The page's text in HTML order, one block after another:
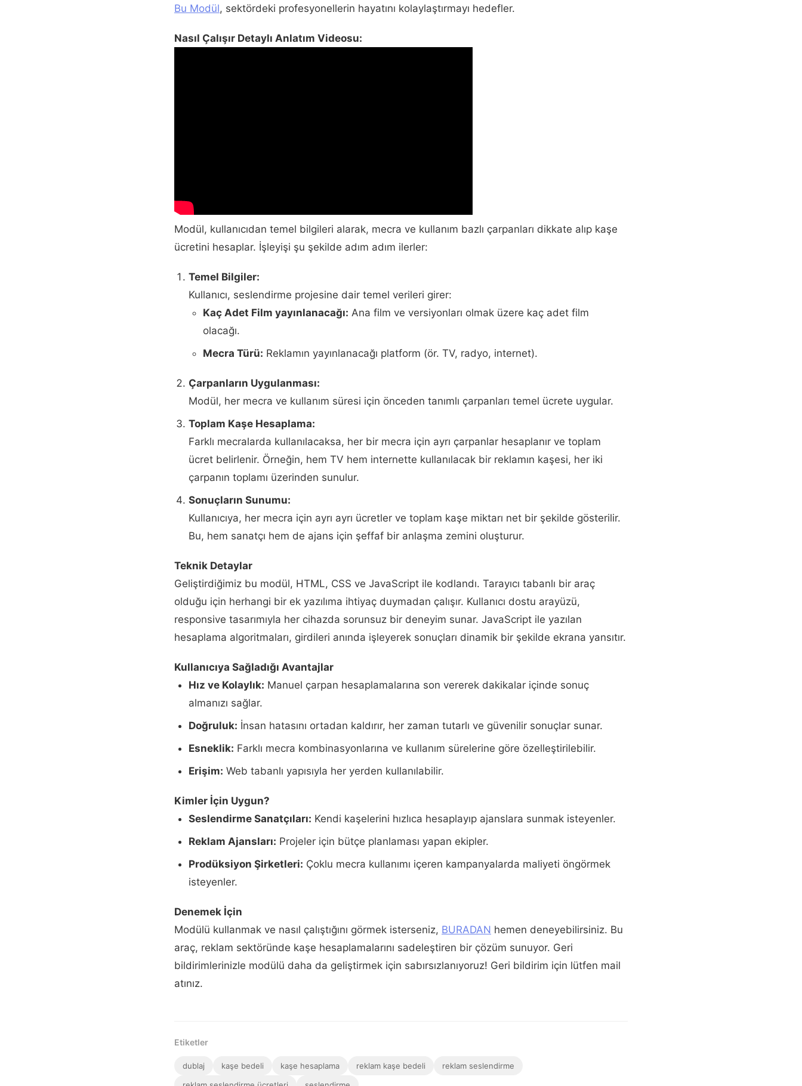
Bu Modül, sektördeki profesyonellerin hayatını kolaylaştırmayı hedefler.
Nasıl Çalışır Detaylı Anlatım Videosu:
Modül, kullanıcıdan temel bilgileri alarak, mecra ve kullanım bazlı çarpanları dikkate alıp kaşe
ücretini hesaplar. İşleyişi şu şekilde adım adım ilerler:
Temel Bilgiler:
Kullanıcı, seslendirme projesine dair temel verileri girer:
Kaç Adet Film yayınlanacağı: Ana film ve versiyonları olmak üzere kaç adet film
olacağı.
Mecra Türü: Reklamın yayınlanacağı platform (ör. TV, radyo, internet).
Çarpanların Uygulanması:
Modül, her mecra ve kullanım süresi için önceden tanımlı çarpanları temel ücrete uygular.
Toplam Kaşe Hesaplama:
Farklı mecralarda kullanılacaksa, her bir mecra için ayrı çarpanlar hesaplanır ve toplam
ücret belirlenir. Örneğin, hem TV hem internette kullanılacak bir reklamın kaşesi, her iki
çarpanın toplamı üzerinden sunulur.
Sonuçların Sunumu:
Kullanıcıya, her mecra için ayrı ayrı ücretler ve toplam kaşe miktarı net bir şekilde gösterilir.
Bu, hem sanatçı hem de ajans için şeffaf bir anlaşma zemini oluşturur.
Teknik Detaylar
Geliştirdiğimiz bu modül, HTML, CSS ve JavaScript ile kodlandı. Tarayıcı tabanlı bir araç
olduğu için herhangi bir ek yazılıma ihtiyaç duymadan çalışır. Kullanıcı dostu arayüzü,
responsive tasarımıyla her cihazda sorunsuz bir deneyim sunar. JavaScript ile yazılan
hesaplama algoritmaları, girdileri anında işleyerek sonuçları dinamik bir şekilde ekrana yansıtır.
Kullanıcıya Sağladığı Avantajlar
Hız ve Kolaylık: Manuel çarpan hesaplamalarına son vererek dakikalar içinde sonuç
almanızı sağlar.
Doğruluk: İnsan hatasını ortadan kaldırır, her zaman tutarlı ve güvenilir sonuçlar sunar.
Esneklik: Farklı mecra kombinasyonlarına ve kullanım sürelerine göre özelleştirilebilir.
Erişim: Web tabanlı yapısıyla her yerden kullanılabilir.
Kimler İçin Uygun?
Seslendirme Sanatçıları: Kendi kaşelerini hızlıca hesaplayıp ajanslara sunmak isteyenler.
Reklam Ajansları: Projeler için bütçe planlaması yapan ekipler.
Prodüksiyon Şirketleri: Çoklu mecra kullanımı içeren kampanyalarda maliyeti öngörmek
isteyenler.
Denemek İçin
Modülü kullanmak ve nasıl çalıştığını görmek isterseniz, BURADAN hemen deneyebilirsiniz. Bu
araç, reklam sektöründe kaşe hesaplamalarını sadeleştiren bir çözüm sunuyor. Geri
bildirimlerinizle modülü daha da geliştirmek için sabırsızlanıyoruz! Geri bildirim için lütfen mail
atınız.
Etiketler
dublaj kaşe bedeli kaşe hesaplama reklam kaşe bedeli
reklam seslendirme